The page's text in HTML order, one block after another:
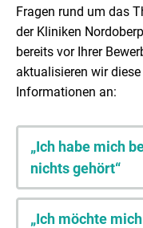
Fragen rund um das
der Kliniken
bereits vor Ihrer
aktualisieren wir
Informationen an:
„Ich habe mich
nichts gehört“
„Ich möchte